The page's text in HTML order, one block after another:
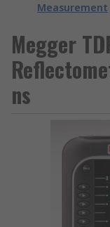
Measurement
Megger
ns